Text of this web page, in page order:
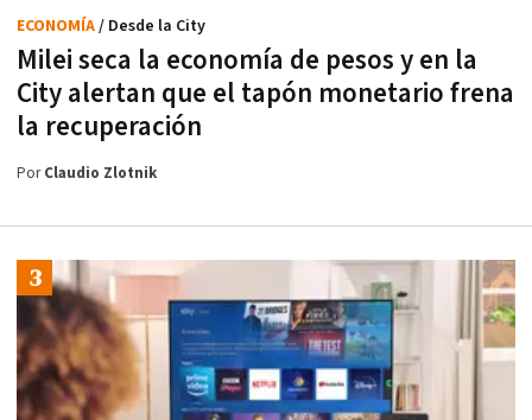
Milei seca la economía de pesos y en la
City alertan que el tapón monetario frena
la recuperación
ECONOMÍA/ Desde la City
PorClaudio Zlotnik